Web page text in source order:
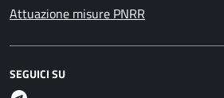
Attuazione misure PNRR
SEGUICI SU